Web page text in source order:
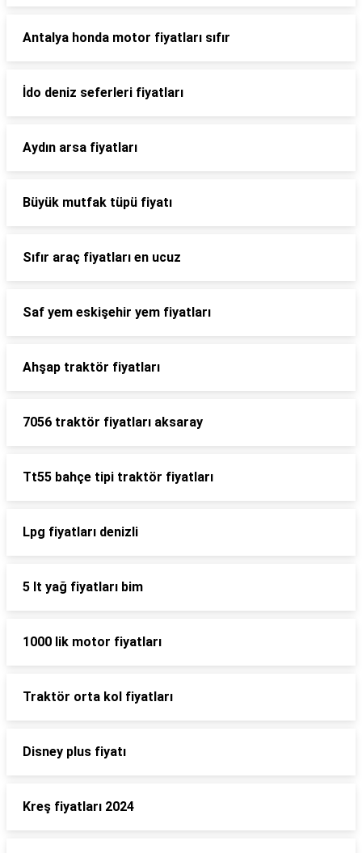
Antalya honda motor fiyatları sıfır
İdo deniz seferleri fiyatları
Aydın arsa fiyatları
Büyük mutfak tüpü fiyatı
Sıfır araç fiyatları en ucuz
Saf yem eskişehir yem fiyatları
Ahşap traktör fiyatları
7056 traktör fiyatları aksaray
Tt55 bahçe tipi traktör fiyatları
Lpg fiyatları denizli
5 lt yağ fiyatları bim
1000 lik motor fiyatları
Traktör orta kol fiyatları
Disney plus fiyatı
Kreş fiyatları 2024